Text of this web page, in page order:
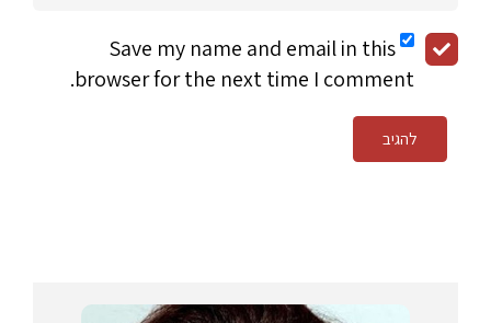
Save my name and email in this
browser for the next time I comment.
להגיב